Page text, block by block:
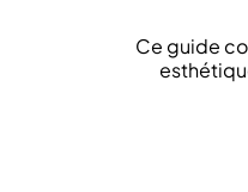
Ce guide